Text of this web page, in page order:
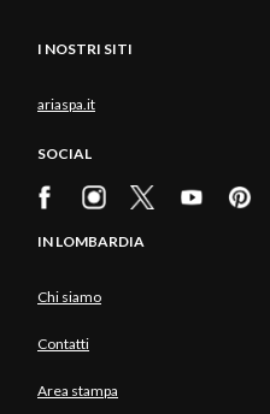
I NOSTRI SITI
ariaspa.it
SOCIAL
IN LOMBARDIA
Chi siamo
Contatti
Area stampa